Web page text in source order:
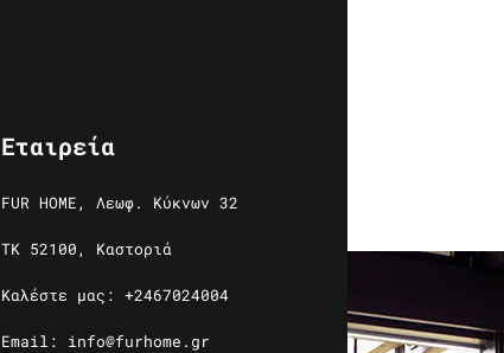
Εταιρεία
FUR HOME, Λεωφ. Κύκνων 32
ΤΚ 52100, Καστοριά
Καλέστε μας: +2467024004
Email: info@furhome.gr